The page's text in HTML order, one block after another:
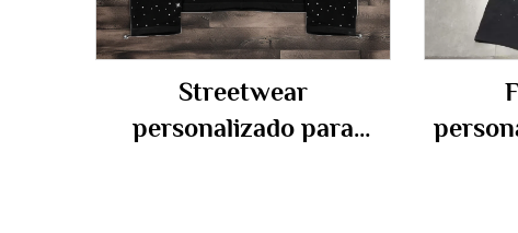
Streetwear
personalizado para